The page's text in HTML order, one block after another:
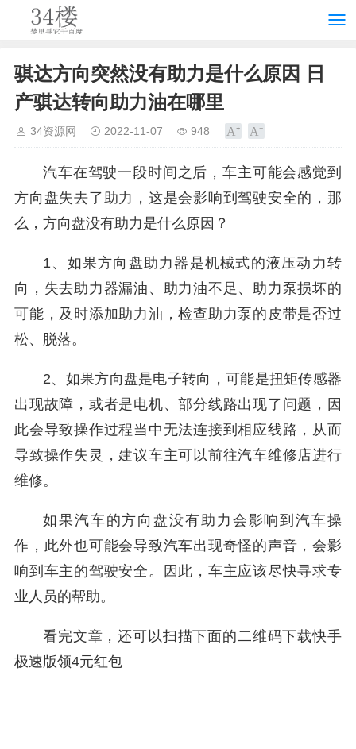
骐达方向突然没有助力是什么原因 日
产骐达转向助力油在哪里
34资源网 2022-11-07 948
汽车在驾驶一段时间之后，车主可能会感觉到
方向盘失去了助力，这是会影响到驾驶安全的，那
么，方向盘没有助力是什么原因？
1、如果方向盘助力器是机械式的液压动力转
向，失去助力器漏油、助力油不足、助力泵损坏的
可能，及时添加助力油，检查助力泵的皮带是否过
松、脱落。
2、如果方向盘是电子转向，可能是扭矩传感器
出现故障，或者是电机、部分线路出现了问题，因
此会导致操作过程当中无法连接到相应线路，从而
导致操作失灵，建议车主可以前往汽车维修店进行
维修。
如果汽车的方向盘没有助力会影响到汽车操
作，此外也可能会导致汽车出现奇怪的声音，会影
响到车主的驾驶安全。因此，车主应该尽快寻求专
业人员的帮助。
看完文章，还可以扫描下面的二维码下载快手
极速版领4元红包